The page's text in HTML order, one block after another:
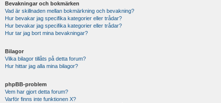
Bevakningar och bokmärken
Vad är skillnaden mellan bokmärkning och bevakning?
Hur bevakar jag specifika kategorier eller trådar?
Hur bevakar jag specifika kategorier eller trådar?
Hur tar jag bort mina bevakningar?
Bilagor
Vilka bilagor tillåts på detta forum?
Hur hittar jag alla mina bilagor?
phpBB-problem
Vem har gjort detta forum?
Varför finns inte funktionen X?